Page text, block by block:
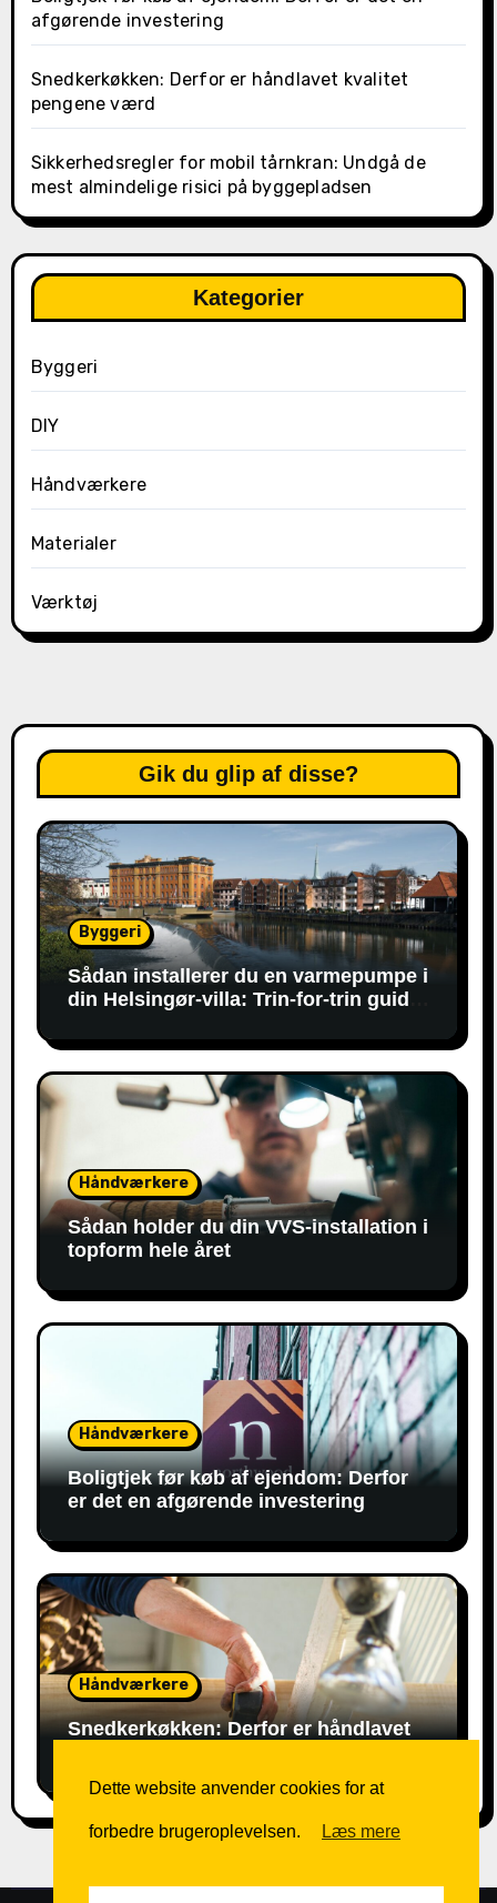
afgørende investering
Snedkerkøkken: Derfor er håndlavet kvalitet
pengene værd
Sikkerhedsregler for mobil tårnkran: Undgå de
mest almindelige risici på byggepladsen
Kategorier
Byggeri
DIY
Håndværkere
Materialer
Værktøj
Gik du glip af disse?
Byggeri
Sådan installerer du en varmepumpe i
din Helsingør-villa: Trin-for-trin guide
Håndværkere
Sådan holder du din VVS-installation i
topform hele året
Håndværkere
Boligtjek før køb af ejendom: Derfor
er det en afgørende investering
Håndværkere
Snedkerkøkken: Derfor er håndlavet
Dette website anvender cookies for at
forbedre brugeroplevelsen. Læs mere